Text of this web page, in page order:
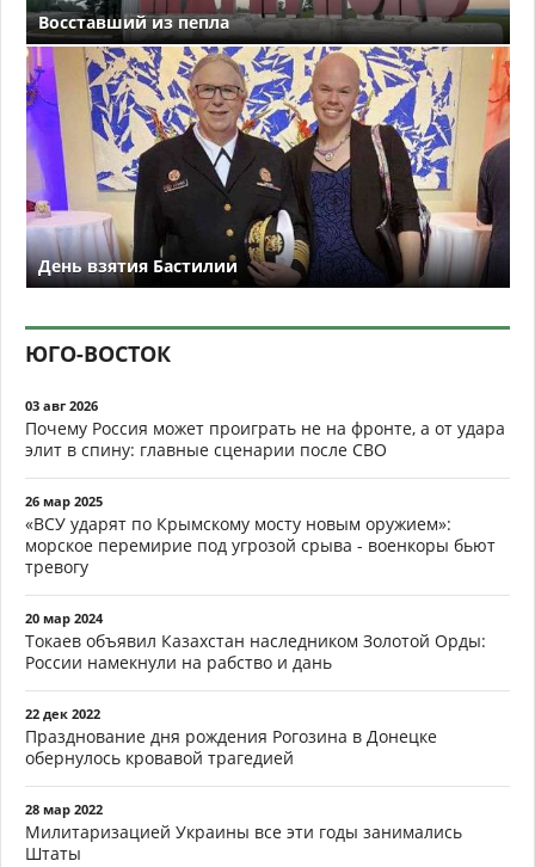
Восставший из пепла
День взятия Бастилии
ЮГО-ВОСТОК
03 авг 2026
Почему Россия может проиграть не на фронте, а от удара
элит в спину: главные сценарии после СВО
26 мар 2025
«ВСУ ударят по Крымскому мосту новым оружием»:
морское перемирие под угрозой срыва - военкоры бьют
тревогу
20 мар 2024
Токаев объявил Казахстан наследником Золотой Орды:
России намекнули на рабство и дань
22 дек 2022
Празднование дня рождения Рогозина в Донецке
обернулось кровавой трагедией
28 мар 2022
Милитаризацией Украины все эти годы занимались
Штаты